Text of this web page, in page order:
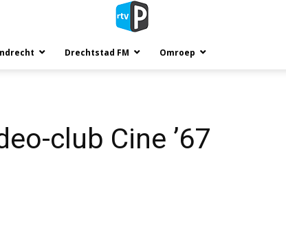
Drechtstad FM Omroep
club Cine ’67